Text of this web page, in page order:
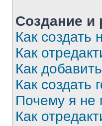
Создание и
Как создать
Как
Как
Как создать
Почему я не
Как